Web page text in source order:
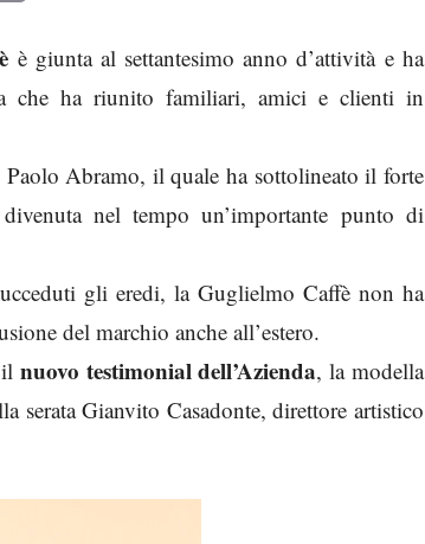
è giunta al settantesimo anno d’attività e ha
che ha riunito familiari, amici e clienti in
Paolo Abramo, il quale ha sottolineato il forte
nel tempo un’importante punto di
gli eredi, la Guglielmo Caffè non ha
del marchio anche all’estero.
nuovo testimonial dell’Azienda, la modella
serata Gianvito Casadonte, direttore artistico